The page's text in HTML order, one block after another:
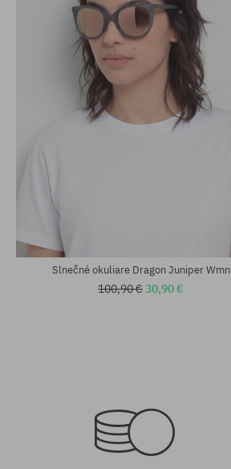
univerzálna veľkosť
Slnečné okuliare Dragon Juniper Wmn
100,90 €30,90 €